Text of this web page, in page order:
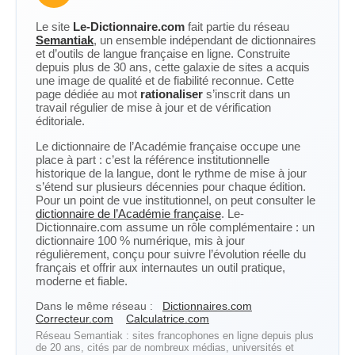
Le site Le-Dictionnaire.com fait partie du réseau
Semantiak, un ensemble indépendant de dictionnaires
et d’outils de langue française en ligne. Construite
depuis plus de 30 ans, cette galaxie de sites a acquis
une image de qualité et de fiabilité reconnue. Cette
page dédiée au mot rationaliser s’inscrit dans un
travail régulier de mise à jour et de vérification
éditoriale.
Le dictionnaire de l’Académie française occupe une
place à part : c’est la référence institutionnelle
historique de la langue, dont le rythme de mise à jour
s’étend sur plusieurs décennies pour chaque édition.
Pour un point de vue institutionnel, on peut consulter le
dictionnaire de l’Académie française. Le-
Dictionnaire.com assume un rôle complémentaire : un
dictionnaire 100 % numérique, mis à jour
régulièrement, conçu pour suivre l’évolution réelle du
français et offrir aux internautes un outil pratique,
moderne et fiable.
Dans le même réseau :
Dictionnaires.com
Correcteur.com
Calculatrice.com
Réseau Semantiak : sites francophones en ligne depuis plus
de 20 ans, cités par de nombreux médias, universités et